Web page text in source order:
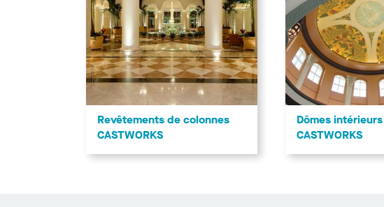
Revêtements de colonnes
CASTWORKS
Dômes intérieurs
CASTWORKS